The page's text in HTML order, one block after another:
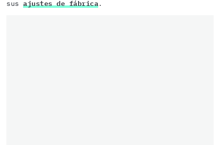
sus ajustes de fábrica.